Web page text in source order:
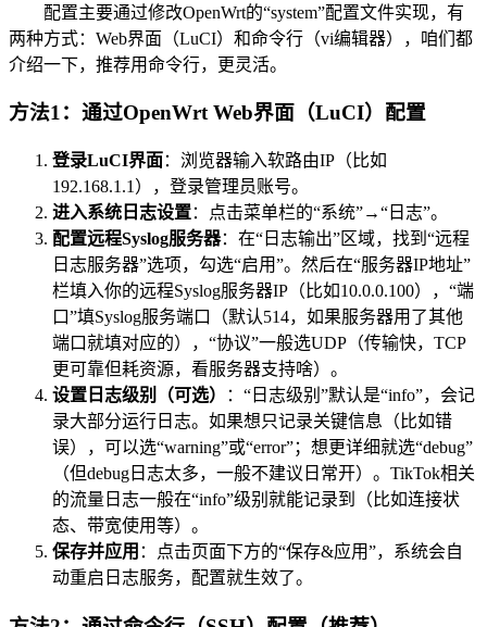
配置主要通过修改OpenWrt的“system”配置文件实现，有
两种方式：Web界面（LuCI）和命令行（vi编辑器），咱们都
介绍一下，推荐用命令行，更灵活。
方法1：通过OpenWrt Web界面（LuCI）配置
登录LuCI界面：浏览器输入软路由IP（比如
192.168.1.1），登录管理员账号。
进入系统日志设置：点击菜单栏的“系统”→“日志”。
配置远程Syslog服务器：在“日志输出”区域，找到“远程
日志服务器”选项，勾选“启用”。然后在“服务器IP地址”
栏填入你的远程Syslog服务器IP（比如10.0.0.100），“端
口”填Syslog服务端口（默认514，如果服务器用了其他
端口就填对应的），“协议”一般选UDP（传输快，TCP
更可靠但耗资源，看服务器支持啥）。
设置日志级别（可选）
：“日志级别”默认是“info”，会记
录大部分运行日志。如果想只记录关键信息（比如错
误），可以选“warning”或“error”；想更详细就选“debug”
（但debug日志太多，一般不建议日常开）。TikTok相关
的流量日志一般在“info”级别就能记录到（比如连接状
态、带宽使用等）。
保存并应用 ：点击页面下方的“保存&应用”，系统会自
动重启日志服务，配置就生效了。